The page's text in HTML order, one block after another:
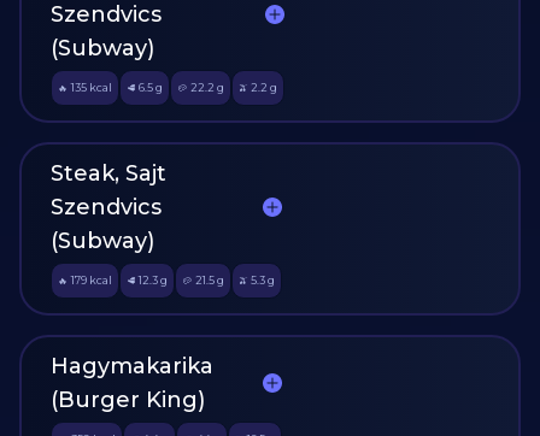
Szendvics
(Subway)
🔥 135 kcal 🥩 6.5g 🥔 22.2 g 🫒 2.2 g
Steak, Sajt
Szendvics
(Subway)
🔥 179 kcal 🥩 12.3g 🥔 21.5 g 🫒 5.3g
Hagymakarika
(Burger King)